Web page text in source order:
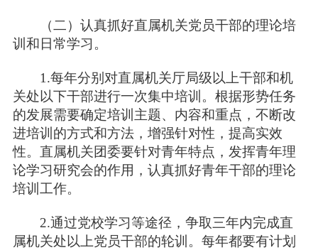
（二）认真抓好直属机关党员干部的理论培
训和日常学习。
1.每年分别对直属机关厅局级以上干部和机
关处以下干部进行一次集中培训。根据形势任务
的发展需要确定培训主题、内容和重点，不断改
进培训的方式和方法，增强针对性，提高实效
性。直属机关团委要针对青年特点，发挥青年理
论学习研究会的作用，认真抓好青年干部的理论
培训工作。
2.通过党校学习等途径，争取三年内完成直
属机关处以上党员干部的轮训。每年都要有计划